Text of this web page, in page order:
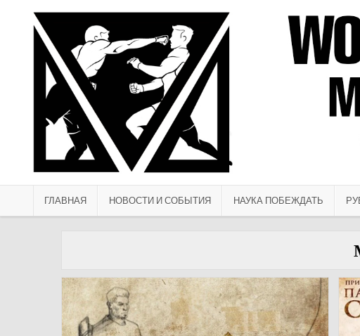
ГЛАВНАЯ НОВОСТИ И СОБЫТИЯ НАУКА ПОБЕЖДАТЬ